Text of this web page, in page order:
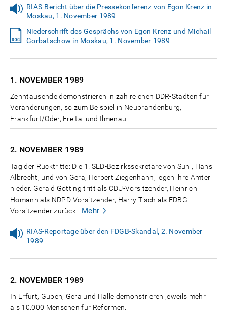
RIAS-Bericht über die Pressekonferenz von Egon Krenz in
Moskau, 1. November 1989
Niederschrift des Gesprächs von Egon Krenz und Michail
Gorbatschow in Moskau, 1. November 1989
1. NOVEMBER 1989
Zehntausende demonstrieren in zahlreichen DDR-Städten für
Veränderungen, so zum Beispiel in Neubrandenburg,
Frankfurt/Oder, Freital und Ilmenau.
2. NOVEMBER 1989
Tag der Rücktritte: Die 1. SED-Bezirkssekretäre von Suhl, Hans
Albrecht, und von Gera, Herbert Ziegenhahn, legen ihre Ämter
nieder. Gerald Götting tritt als CDU-Vorsitzender, Heinrich
Homann als NDPD-Vorsitzender, Harry Tisch als FDBG-
Vorsitzender zurück.
Mehr
RIAS-Reportage über den FDGB-Skandal, 2. November
1989
2. NOVEMBER 1989
In Erfurt, Guben, Gera und Halle demonstrieren jeweils mehr
als 10.000 Menschen für Reformen.